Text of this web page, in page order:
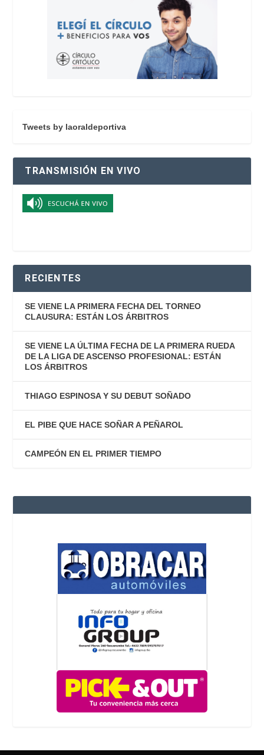
Tweets by laoraldeportiva
TRANSMISIÓN EN VIVO
RECIENTES
SE VIENE LA PRIMERA FECHA DEL TORNEO
CLAUSURA: ESTÁN LOS ÁRBITROS
SE VIENE LA ÚLTIMA FECHA DE LA PRIMERA RUEDA
DE LA LIGA DE ASCENSO PROFESIONAL: ESTÁN
LOS ÁRBITROS
THIAGO ESPINOSA Y SU DEBUT SOÑADO
EL PIBE QUE HACE SOÑAR A PEÑAROL
CAMPEÓN EN EL PRIMER TIEMPO